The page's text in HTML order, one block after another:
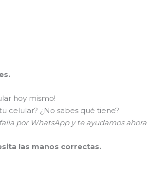
hoy mismo!
celular? ¿No sabes qué tiene?
por WhatsApp y te ayudamos
las manos correctas.